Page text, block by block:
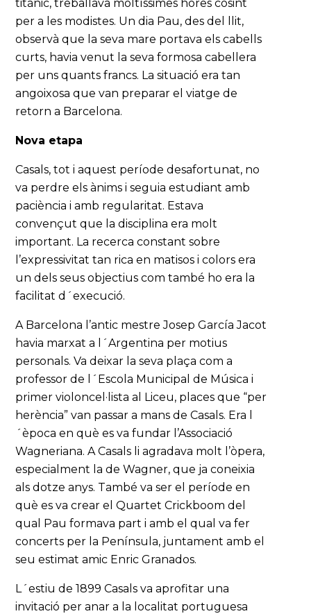
titànic, treballava moltíssimes hores cosint
per a les modistes. Un dia Pau, des del llit,
observà que la seva mare portava els cabells
curts, havia venut la seva formosa cabellera
per uns quants francs. La situació era tan
angoixosa que van preparar el viatge de
retorn a Barcelona.
Nova etapa
Casals, tot i aquest període desafortunat, no
va perdre els ànims i seguia estudiant amb
paciència i amb regularitat. Estava
convençut que la disciplina era molt
important. La recerca constant sobre
l’expressivitat tan rica en matisos i colors era
un dels seus objectius com també ho era la
facilitat d´execució.
A Barcelona l’antic mestre Josep García Jacot
havia marxat a l´Argentina per motius
personals. Va deixar la seva plaça com a
professor de l´Escola Municipal de Música i
primer violoncel·lista al Liceu, places que “per
herència” van passar a mans de Casals. Era l
´època en què es va fundar l’Associació
Wagneriana. A Casals li agradava molt l’òpera,
especialment la de Wagner, que ja coneixia
als dotze anys. També va ser el període en
què es va crear el Quartet Crickboom del
qual Pau formava part i amb el qual va fer
concerts per la Península, juntament amb el
seu estimat amic Enric Granados.
L´estiu de 1899 Casals va aprofitar una
invitació per anar a la localitat portuguesa